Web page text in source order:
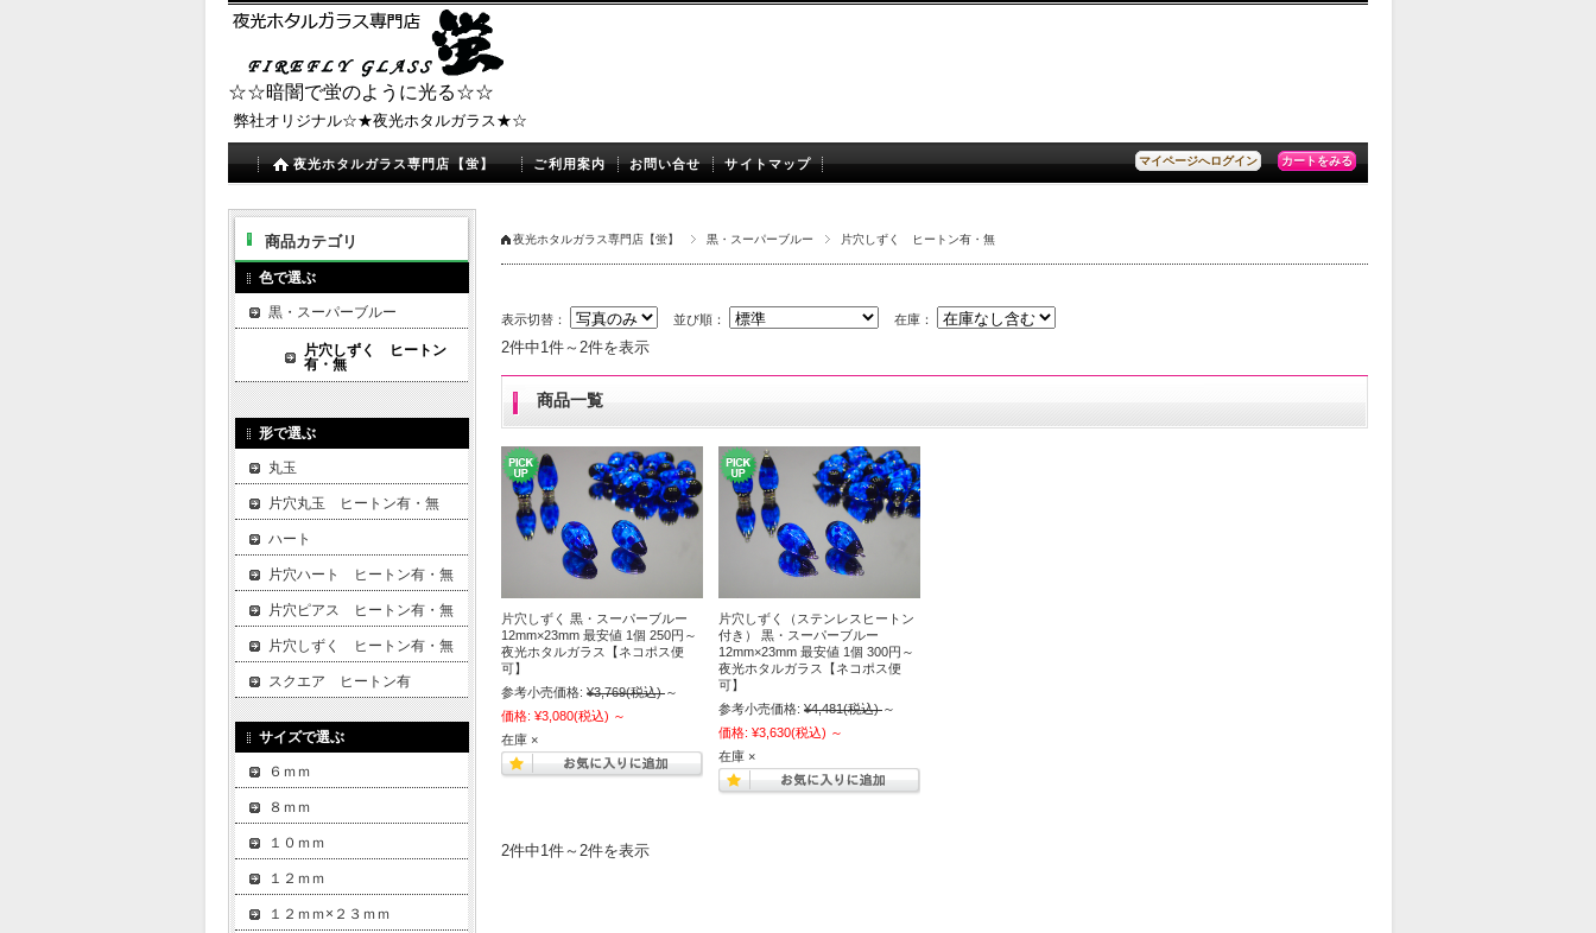
☆☆暗闇で蛍のように光る☆☆
弊社オリジナル☆★夜光ホタルガラス★☆
マイページへログイン カートをみる
夜光ホタルガラス専門店【蛍】 ご利用案内 お問い合せ サイトマップ
夜光ホタルガラス専門店【蛍】 黒・スーパーブルー 片穴しずく ヒートン有・無
表示切替： 並び順： 在庫：
2件中1件～2件を表示
商品一覧
片穴しずく 黒・スーパーブルー
12mm×23mm 最安値 1個 250円～
夜光ホタルガラス【ネコポス便
可】
参考小売価格: ¥3,769(税込) ～
価格: ¥3,080(税込) ～
在庫 ×
片穴しずく（ステンレスヒートン
付き） 黒・スーパーブルー
12mm×23mm 最安値 1個 300円～
夜光ホタルガラス【ネコポス便
可】
参考小売価格: ¥4,481(税込) ～
価格: ¥3,630(税込) ～
在庫 ×
2件中1件～2件を表示
商品カテゴリ
色で選ぶ
黒・スーパーブルー
片穴しずく ヒートン
有・無
形で選ぶ
丸玉
片穴丸玉 ヒートン有・無
ハート
片穴ハート ヒートン有・無
片穴ピアス ヒートン有・無
片穴しずく ヒートン有・無
スクエア ヒートン有
サイズで選ぶ
６ｍｍ
８ｍｍ
１０ｍｍ
１２ｍｍ
１２ｍｍ×２３ｍｍ